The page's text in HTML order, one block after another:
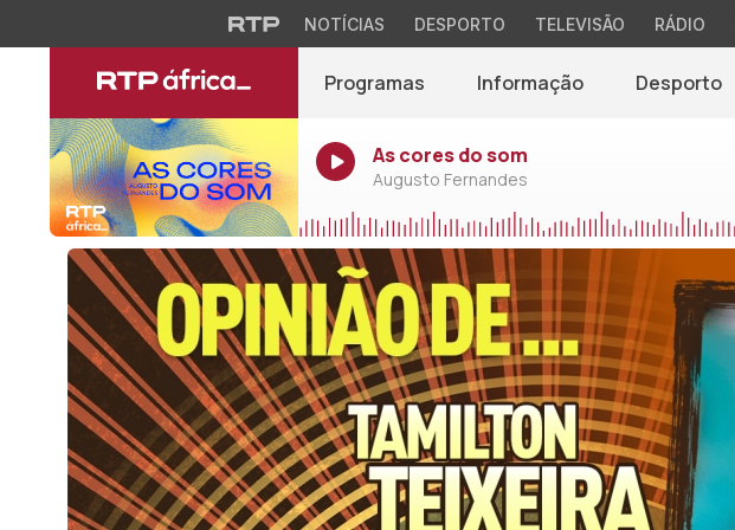
NOTÍCIAS DESPORTO TELEVISÃO RÁDIO
Programas Informação Desporto
As cores do som
Augusto Fernandes